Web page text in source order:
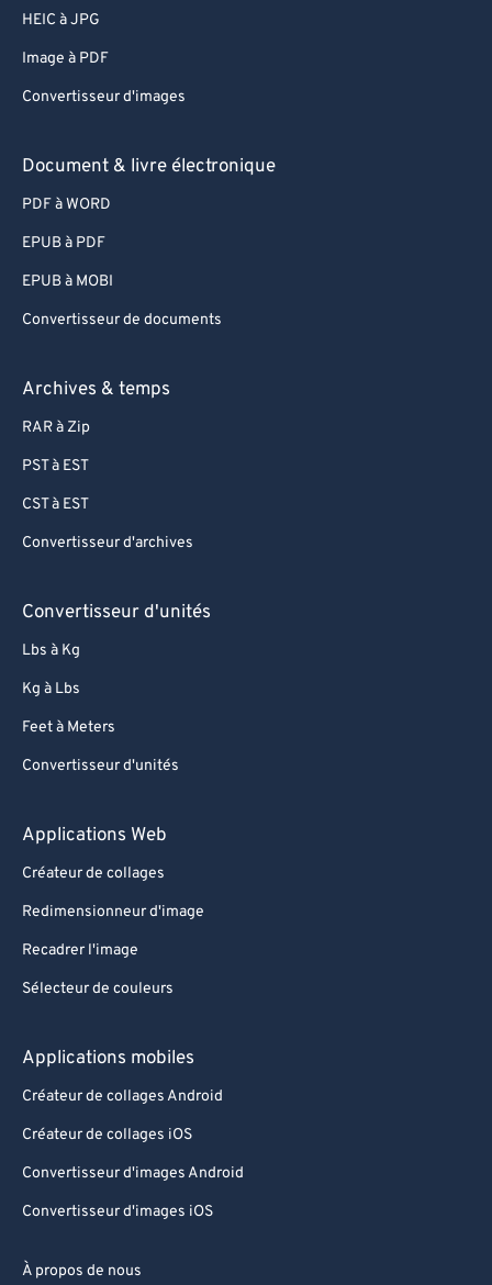
HEIC à JPG
Image à PDF
Convertisseur d'images
Document & livre électronique
PDF à WORD
EPUB à PDF
EPUB à MOBI
Convertisseur de documents
Archives & temps
RAR à Zip
PST à EST
CST à EST
Convertisseur d'archives
Convertisseur d'unités
Lbs à Kg
Kg à Lbs
Feet à Meters
Convertisseur d'unités
Applications Web
Créateur de collages
Redimensionneur d'image
Recadrer l'image
Sélecteur de couleurs
Applications mobiles
Créateur de collages Android
Créateur de collages iOS
Convertisseur d'images Android
Convertisseur d'images iOS
À propos de nous